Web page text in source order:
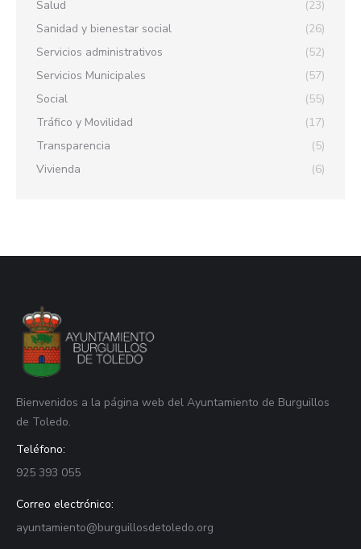
Salud
(23)
Sanidad y bienestar social
(26)
Servicios administrativos
(52)
Servicios Municipales
(57)
Social
(55)
Tráfico y Movilidad
(17)
Transparencia
(5)
Vivienda
(6)
Bienvenidos a la página web del Ayuntamiento de Burguillos
de Toledo.
Teléfono:
925 393 055
Correo electrónico:
ayuntamiento@burguillosdetoledo.org